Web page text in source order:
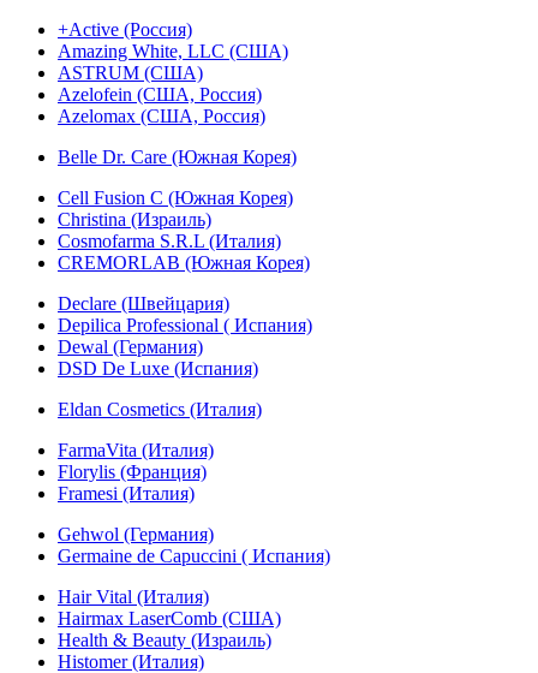
+Active (Россия)
Amazing White, LLC (США)
ASTRUM (США)
Azelofein (США, Россия)
Azelomax (США, Россия)
Belle Dr. Care (Южная Корея)
Cell Fusion C (Южная Корея)
Christina (Израиль)
Cosmofarma S.R.L (Италия)
CREMORLAB (Южная Корея)
Declare (Швейцария)
Depilica Professional ( Испания)
Dewal (Германия)
DSD De Luxe (Испания)
Eldan Cosmetics (Италия)
FarmaVita (Италия)
Florylis (Франция)
Framesi (Италия)
Gehwol (Германия)
Germaine de Capuccini ( Испания)
Hair Vital (Италия)
Hairmax LaserComb (США)
Health & Beauty (Израиль)
Histomer (Италия)